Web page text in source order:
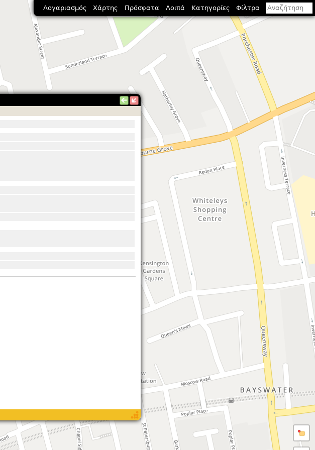
Λογαριασμός Χάρτης Πρόσφατα Λοιπά Κατηγορίες Φίλτρα